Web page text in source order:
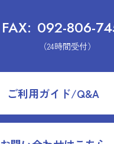
FAX: 092-806-
（24時間受付）
ご利用ガイド/Q&A